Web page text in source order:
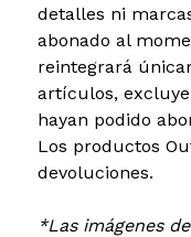
detalles ni
abonado al
reintegrará
artículos,
hayan podido
Los productos
devoluciones.
*Las imágenes